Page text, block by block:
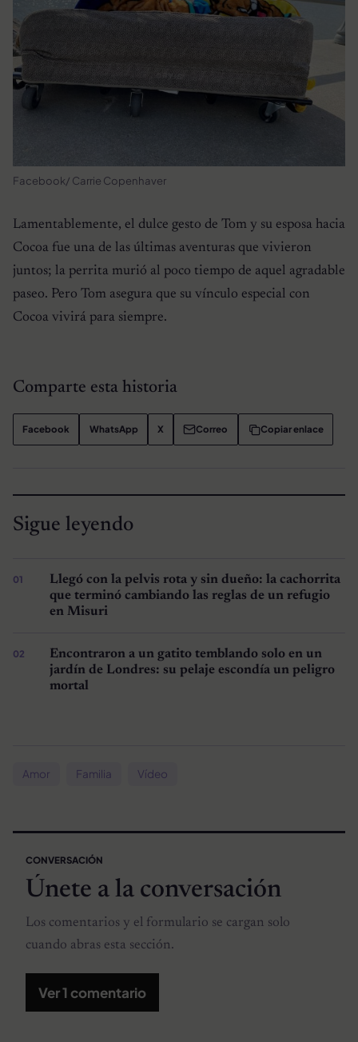
Facebook/ Carrie Copenhaver
Lamentablemente, el dulce gesto de Tom y su esposa hacia
Cocoa fue una de las últimas aventuras que vivieron
juntos; la perrita murió al poco tiempo de aquel agradable
paseo. Pero Tom asegura que su vínculo especial con
Cocoa vivirá para siempre.
Comparte esta historia
Facebook WhatsApp X Correo Copiar enlace
Sigue leyendo
Llegó con la pelvis rota y sin dueño: la cachorrita
que terminó cambiando las reglas de un refugio
en Misuri
Encontraron a un gatito temblando solo en un
jardín de Londres: su pelaje escondía un peligro
mortal
Amor Familia Vídeo
CONVERSACIÓN
Únete a la conversación
Los comentarios y el formulario se cargan solo
cuando abras esta sección.
Ver 1 comentario